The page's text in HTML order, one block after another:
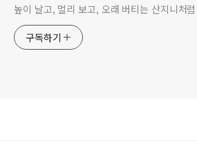
높이 날고, 멀리 보고, 오래 버티는 산지니처럼
구독하기